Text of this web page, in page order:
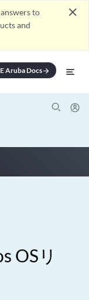
to
and
close
Aruba Docsarrow_forward
OSリ